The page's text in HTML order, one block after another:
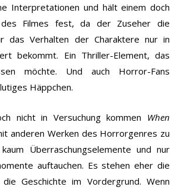
Interpretationen und hält einem doch
Filmes fest, da der Zuseher die
das Verhalten der Charaktere nur in
bekommt. Ein Thriller-Element, das
möchte. Und auch Horror-Fans
Häppchen.
nicht in Versuchung kommen When
anderen Werken des Horrorgenres zu
Überraschungselemente und nur
auftauchen. Es stehen eher die
Geschichte im Vordergrund. Wenn